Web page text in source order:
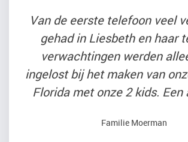
Van de eerste telefoon veel
gehad in Liesbeth en haar
verwachtingen werden
ingelost bij het maken van
Florida met onze 2 kids. Een
Familie Moerman